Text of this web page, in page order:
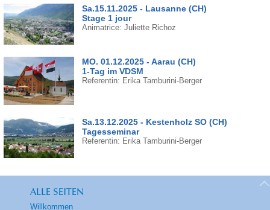
Sa.15.11.2025 - Lausanne (CH)
Stage 1 jour
Animatrice: Juliette Richoz
MO. 01.12.2025 - Aarau (CH)
1-Tag im VDSM
Referentin: Erika Tamburini-Berger
Sa.13.12.2025 - Kestenholz SO (CH)
Tagesseminar
Referentin: Erika Tamburini-Berger
ALLE SEITEN
Willkommen